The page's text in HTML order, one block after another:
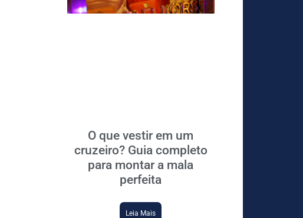
O que vestir em um
cruzeiro? Guia completo
para montar a mala
perfeita
Leia Mais